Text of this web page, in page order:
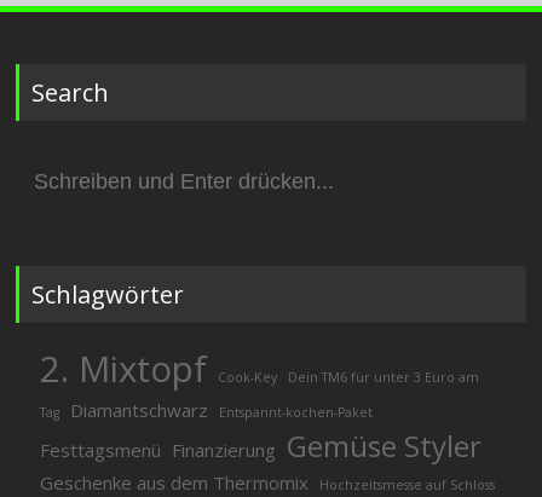
Search
nach:
Schlagwörter
2. Mixtopf Cook-Key Dein TM6 für unter 3 Euro am
Tag Diamantschwarz Entspannt-kochen-Paket
Festtagsmenü Finanzierung Gemüse Styler
Geschenke aus dem Thermomix Hochzeitsmesse auf Schloss